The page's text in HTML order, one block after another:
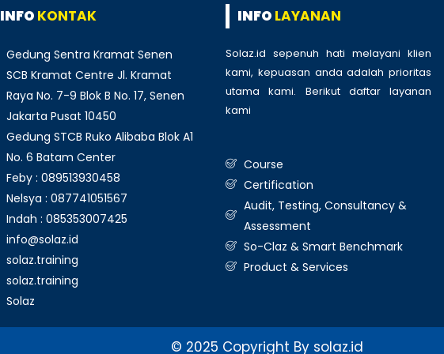
INFO KONTAK
Gedung Sentra Kramat Senen
SCB Kramat Centre Jl. Kramat
Raya No. 7-9 Blok B No. 17, Senen
Jakarta Pusat 10450
Gedung STCB Ruko Alibaba Blok A1
No. 6 Batam Center
Feby : 089513930458
Nelsya : 087741051567
Indah : 085353007425
info@solaz.id
solaz.training
solaz.training
Solaz
INFO LAYANAN
Solaz.id sepenuh hati melayani klien
kami, kepuasan anda adalah prioritas
utama kami. Berikut daftar layanan
kami
Course
Certification
Audit, Testing, Consultancy &
Assessment
So-Claz & Smart Benchmark
Product & Services
© 2025 Copyright By solaz.id